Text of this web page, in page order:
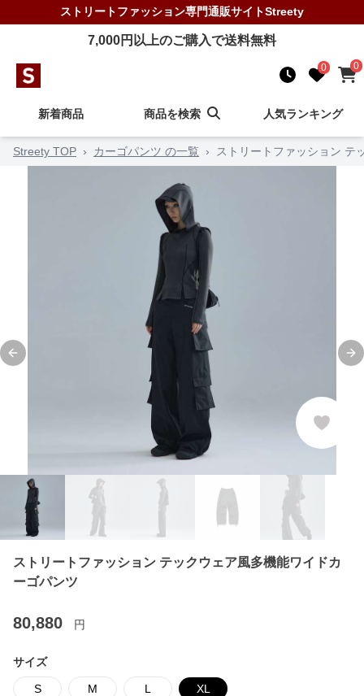
ストリートファッション専門通販サイトStreety
7,000円以上のご購入で送料無料
0 0
新着商品 商品を検索 人気ランキング
Streety TOP › カーゴパンツ の一覧 › ストリートファッション テ
Previous slide
ストリートファッション テックウェア風多機能ワイドカ
ーゴパンツ
80,880 円
サイズ
S M L XL